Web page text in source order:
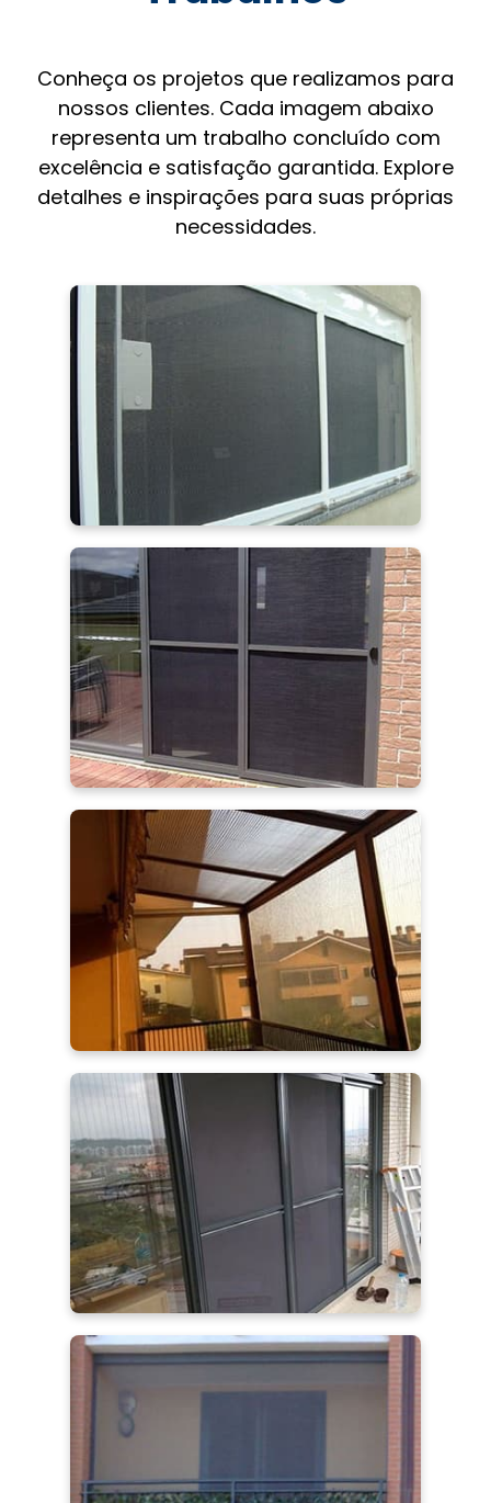
Conheça os projetos que realizamos para
nossos clientes. Cada imagem abaixo
representa um trabalho concluído com
excelência e satisfação garantida. Explore
detalhes e inspirações para suas próprias
necessidades.